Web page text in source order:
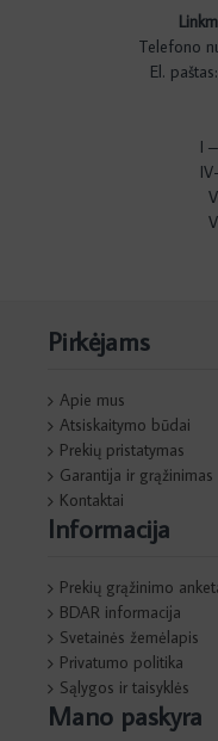
Telefono
El. paštas:
I
Pirkėjams
Apie mus
Atsiskaitymo būdai
Prekių pristatymas
Garantija ir grąžinimas
Kontaktai
Informacija
Prekių grąžinimo
BDAR informacija
Svetainės žemėlapis
Privatumo politika
Sąlygos ir taisyklės
Mano paskyra